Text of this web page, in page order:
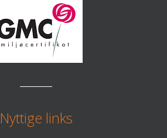
Nyttige links